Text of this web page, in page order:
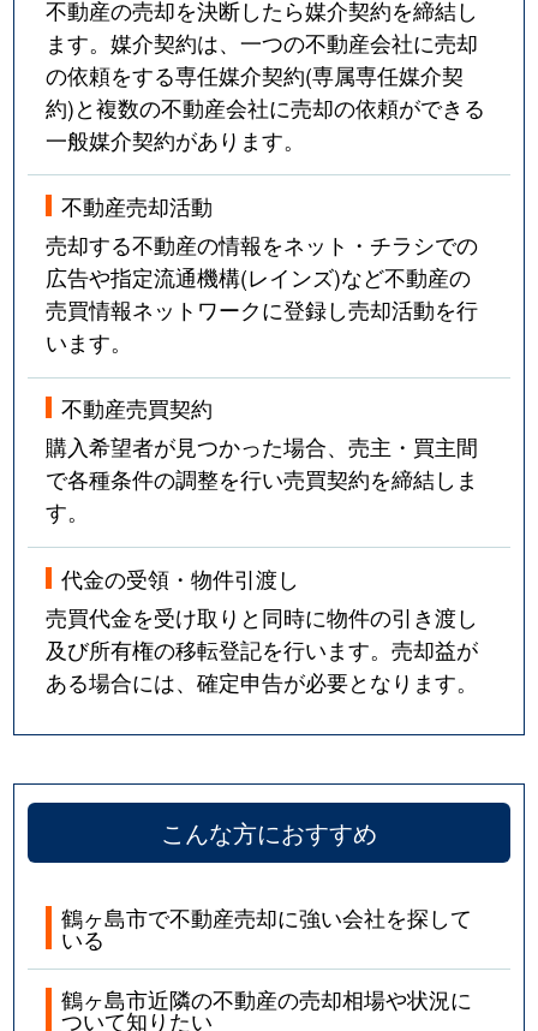
不動産の売却を決断したら媒介契約を締結し
ます。媒介契約は、一つの不動産会社に売却
の依頼をする専任媒介契約(専属専任媒介契
約)と複数の不動産会社に売却の依頼ができる
一般媒介契約があります。
不動産売却活動
売却する不動産の情報をネット・チラシでの
広告や指定流通機構(レインズ)など不動産の
売買情報ネットワークに登録し売却活動を行
います。
不動産売買契約
購入希望者が見つかった場合、売主・買主間
で各種条件の調整を行い売買契約を締結しま
す。
代金の受領・物件引渡し
売買代金を受け取りと同時に物件の引き渡し
及び所有権の移転登記を行います。売却益が
ある場合には、確定申告が必要となります。
こんな方におすすめ
鶴ヶ島市で不動産売却に強い会社を探して
いる
鶴ヶ島市近隣の不動産の売却相場や状況に
ついて知りたい